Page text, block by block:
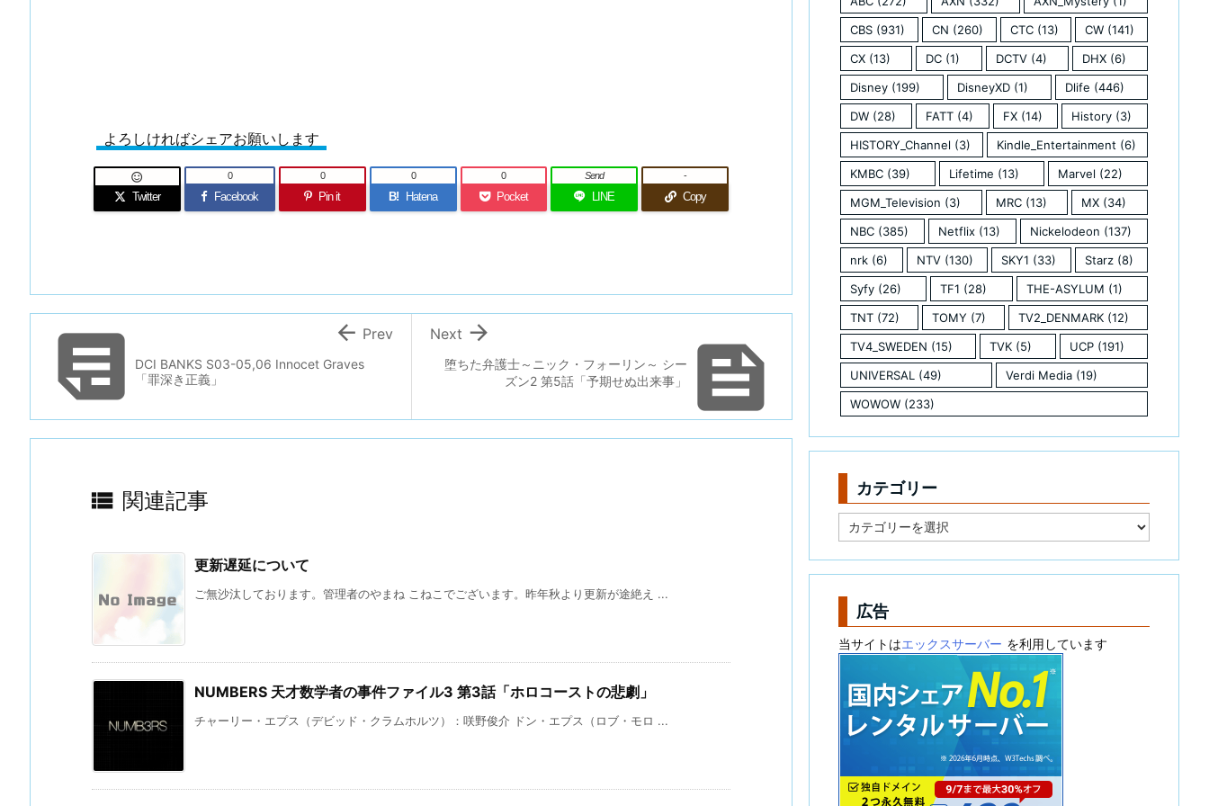
よろしければシェアお願いします
Twitter

Facebook
0
Pin it
0
B! Hatena
0
Pocket
0
LINE
Send
Copy
-

堕ちた弁護士～ニック・フォーリン～ シー
ズン2 第5話「予期せぬ出来事」

Next
DCI BANKS S03-05,06 Innocet Graves
「罪深き正義」
 Prev
 関連記事
更新遅延について
ご無沙汰しております。管理者のやまね こねこでございます。昨年秋より更新が途絶え ...
NUMBERS 天才数学者の事件ファイル3 第3話「ホロコーストの悲劇」
チャーリー・エプス（デビッド・クラムホルツ）：咲野俊介 ドン・エプス（ロブ・モロ ...
CBS (931) CN (260) CTC(13) CW (141)
CX (13) DC (1) DCTV(4) DHX(6)
Disney (199) DisneyXD (1) Dlife (446)
DW (28) FATT(4) FX(14) History (3)
HISTORY_Channel (3) Kindle_Entertainment (6)
KMBC (39) Lifetime (13) Marvel (22)
MGM_Television (3) MRC(13) MX (34)
NBC (385) Netflix (13) Nickelodeon (137)
nrk (6) NTV(130) SKY1 (33) Starz(8)
Syfy (26) TF1 (28) THE-ASYLUM (1)
TNT (72) TOMY (7) TV2_DENMARK (12)
TV4_SWEDEN (15) TVK (5) UCP(191)
UNIVERSAL (49) Verdi Media (19)
WOWOW (233)
カテゴリー
テ
リ
広告
当サイトはエックスサーバー を利用しています